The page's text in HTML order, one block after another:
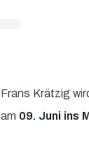
Frans Krätzig
am 09. Juni ins